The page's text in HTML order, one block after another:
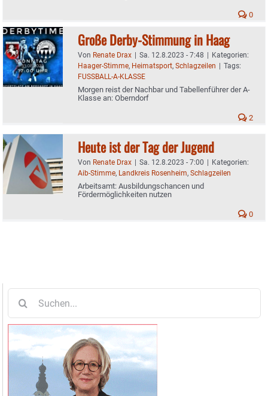
0
Große Derby-Stimmung in Haag
Von Renate Drax | Sa. 12.8.2023 - 7:48 | Kategorien:
Haager-Stimme, Heimatsport, Schlagzeilen | Tags:
FUSSBALL-A-KLASSE
Morgen reist der Nachbar und Tabellenführer der A-
Klasse an: Oberndorf
2
Heute ist der Tag der Jugend
Von Renate Drax | Sa. 12.8.2023 - 7:00 | Kategorien:
Aib-Stimme, Landkreis Rosenheim, Schlagzeilen
Arbeitsamt: Ausbildungschancen und
Fördermöglichkeiten nutzen
0
nach: